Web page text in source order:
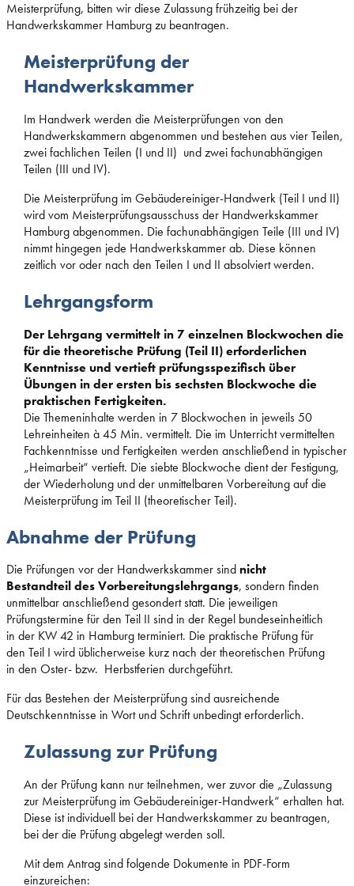
Meisterprüfung, bitten wir diese Zulassung frühzeitig bei der
Handwerkskammer Hamburg zu beantragen.
Meisterprüfung der
Handwerkskammer
Im Handwerk werden die Meisterprüfungen von den
Handwerkskammern abgenommen und bestehen aus vier Teilen,
zwei fachlichen Teilen (I und II) und zwei fachunabhängigen
Teilen (III und IV).
Die Meisterprüfung im Gebäudereiniger-Handwerk (Teil I und II)
wird vom Meisterprüfungsausschuss der Handwerkskammer
Hamburg abgenommen. Die fachunabhängigen Teile (III und IV)
nimmt hingegen jede Handwerkskammer ab. Diese können
zeitlich vor oder nach den Teilen I und II absolviert werden.
Lehrgangsform
Der Lehrgang vermittelt in 7 einzelnen Blockwochen die
für die theoretische Prüfung (Teil II) erforderlichen
Kenntnisse und vertieft prüfungsspezifisch über
Übungen in der ersten bis sechsten Blockwoche die
praktischen Fertigkeiten.
Die Themeninhalte werden in 7 Blockwochen in jeweils 50
Lehreinheiten à 45 Min. vermittelt. Die im Unterricht vermittelten
Fachkenntnisse und Fertigkeiten werden anschließend in typischer
„Heimarbeit“ vertieft. Die siebte Blockwoche dient der Festigung,
der Wiederholung und der unmittelbaren Vorbereitung auf die
Meisterprüfung im Teil II (theoretischer Teil).
Abnahme der Prüfung
Die Prüfungen vor der Handwerkskammer sindnicht
Bestandteil des Vorbereitungslehrgangs, sondern finden
unmittelbar anschließend gesondert statt. Die jeweiligen
Prüfungstermine für den Teil II sind in der Regel bundeseinheitlich
in der KW 42 in Hamburg terminiert. Die praktische Prüfung für
den Teil I wird üblicherweise kurz nach der theoretischen Prüfung
in den Oster- bzw. Herbstferien durchgeführt.
Für das Bestehen der Meisterprüfung sind ausreichende
Deutschkenntnisse in Wort und Schrift unbedingt erforderlich.
Zulassung zur Prüfung
An der Prüfung kann nur teilnehmen, wer zuvor die „Zulassung
zur Meisterprüfung im Gebäudereiniger-Handwerk“ erhalten hat.
Diese ist individuell bei der Handwerkskammer zu beantragen,
bei der die Prüfung abgelegt werden soll.
Mit dem Antrag sind folgende Dokumente in PDF-Form
einzureichen: